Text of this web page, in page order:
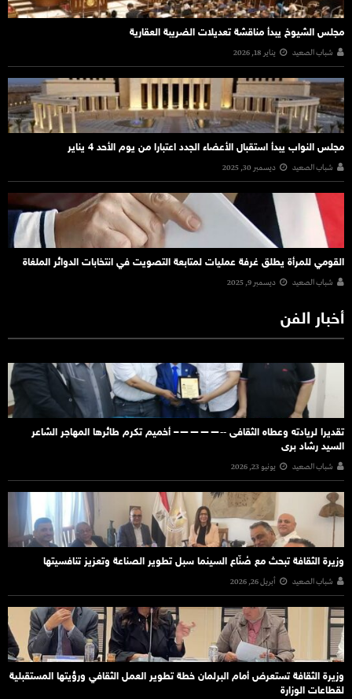
مجلس الشيوخ يبدأ مناقشة تعديلات الضريبة العقارية
شباب الصعيد يناير 18, 2026
مجلس النواب يبدأ استقبال الأعضاء الجدد اعتبارا من يوم الأحد 4 يناير
شباب الصعيد ديسمبر 30, 2025
القومي للمرأة يطلق غرفة عمليات لمتابعة التصويت في انتخابات الدوائر الملغاة
شباب الصعيد ديسمبر 9, 2025
أخبار الفن
تقديرا لريادته وعطاه الثقافى ‐‐————– أخميم تكرم طائرها المهاجر الشاعر
السيد رشاد برى
شباب الصعيد يونيو 23, 2026
وزيرة الثقافة تبحث مع صُنّاع السينما سبل تطوير الصناعة وتعزيز تنافسيتها
شباب الصعيد أبريل 26, 2026
وزيرة الثقافة تستعرض أمام البرلمان خطة تطوير العمل الثقافي ورؤيتها المستقبلية
لقطاعات الوزارة